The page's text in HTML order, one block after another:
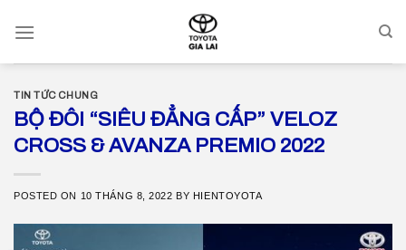
TIN TỨC CHUNG
BỘ ĐÔI “SIÊU ĐẲNG CẤP” VELOZ
CROSS & AVANZA PREMIO 2022
POSTED ON 10 THÁNG 8, 2022 BY HIENTOYOTA